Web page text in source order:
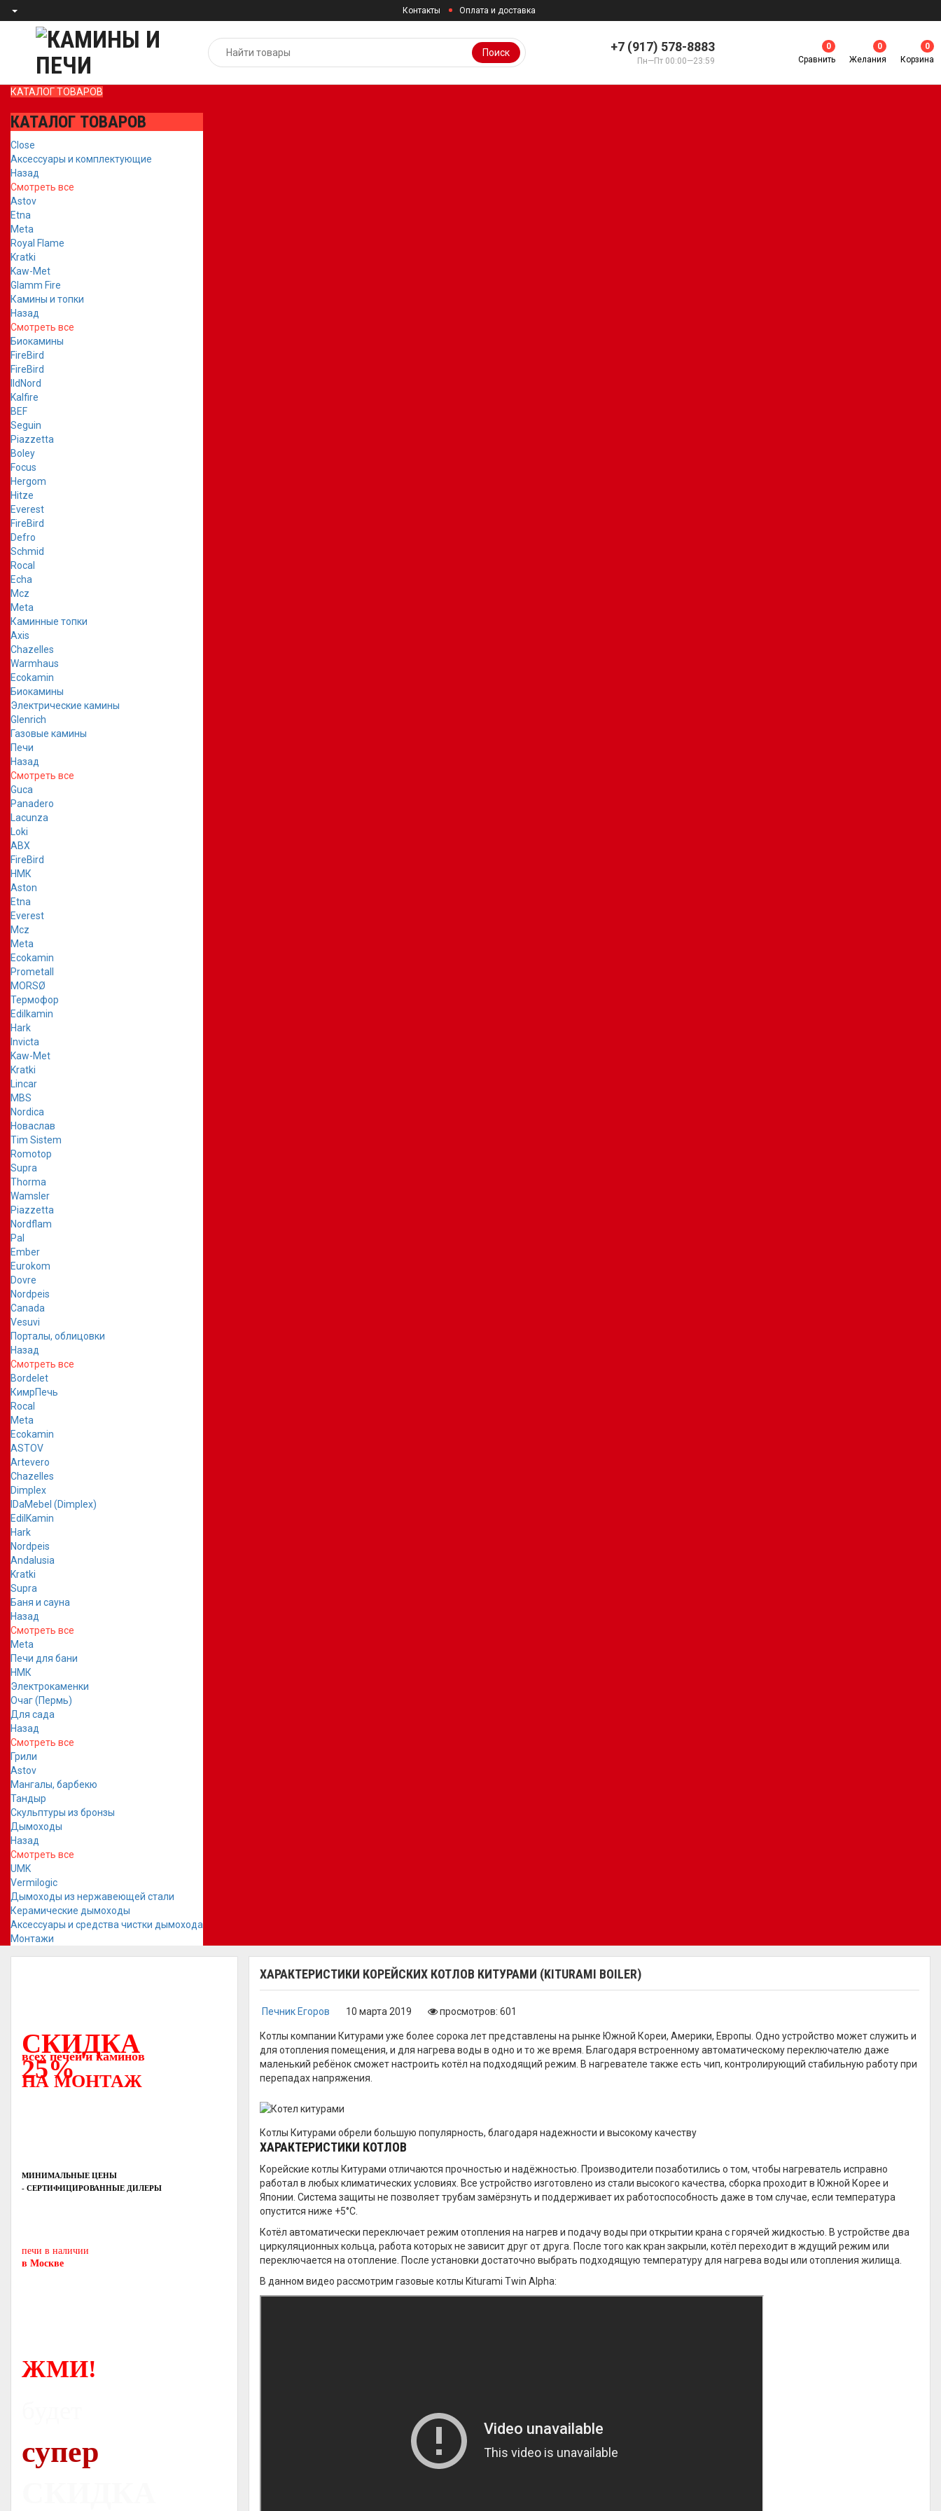
Контакты Оплата и доставка
+7 (917) 578-8883
Пн—Пт 00:00—23:59
Поиск
0
Сравнить
0
Желания
0
Корзина
КАТАЛОГ ТОВАРОВ
КАТАЛОГ ТОВАРОВ
Close
Аксессуары и комплектующие
Назад
Смотреть все
Astov
Etna
Meta
Royal Flame
Kratki
Kaw-Met
Glamm Fire
Камины и топки
Назад
Смотреть все
Биокамины
FireBird
FireBird
IldNord
Kalfire
BEF
Seguin
Piazzetta
Boley
Focus
Hergom
Hitze
Everest
FireBird
Defro
Schmid
Rocal
Echa
Mcz
Meta
Каминные топки
Axis
Chazelles
Warmhaus
Ecokamin
Биокамины
Электрические камины
Glenrich
Газовые камины
Печи
Назад
Смотреть все
Guca
Panadero
Lacunza
Loki
ABX
FireBird
НМК
Aston
Etna
Everest
Mcz
Meta
Ecokamin
Prometall
MORSØ
Термофор
Edilkamin
Hark
Invicta
Kaw-Met
Kratki
Lincar
MBS
Nordica
Новаслав
Tim Sistem
Romotop
Supra
Thorma
Wamsler
Piazzetta
Nordflam
Pal
Ember
Eurokom
Dovre
Nordpeis
Canada
Vesuvi
Порталы, облицовки
Назад
Смотреть все
Bordelet
КимрПечь
Rocal
Meta
Ecokamin
ASTOV
Artevero
Chazelles
Dimplex
IDaMebel (Dimplex)
EdilKamin
Hark
Nordpeis
Andalusia
Kratki
Supra
Баня и сауна
Назад
Смотреть все
Meta
Печи для бани
НМК
Электрокаменки
Очаг (Пермь)
Для сада
Назад
Смотреть все
Грили
Astov
Мангалы, барбекю
Тандыр
Скульптуры из бронзы
Дымоходы
Назад
Смотреть все
UMK
Vermilogic
Дымоходы из нержавеющей стали
Керамические дымоходы
Аксессуары и средства чистки дымохода
Монтажи
СКИДКА
всех печей и каминов
25%
НА МОНТАЖ
МИНИМАЛЬНЫЕ ЦЕНЫ
- СЕРТИФИЦИРОВАННЫЕ ДИЛЕРЫ
печи в наличии
в Москве
ЖМИ!
супер
ХАРАКТЕРИСТИКИ КОРЕЙСКИХ КОТЛОВ КИТУРАМИ (KITURAMI BOILER)
Печник Егоров 10 марта 2019 просмотров: 601
Котлы компании Китурами уже более сорока лет представлены на рынке Южной Кореи, Америки, Европы. Одно устройство может служить и
для отопления помещения, и для нагрева воды в одно и то же время. Благодаря встроенному автоматическому переключателю даже
маленький ребёнок сможет настроить котёл на подходящий режим. В нагревателе также есть чип, контролирующий стабильную работу при
перепадах напряжения.
Котлы Китурами обрели большую популярность, благодаря надежности и высокому качеству
ХАРАКТЕРИСТИКИ КОТЛОВ
Корейские котлы Китурами отличаются прочностью и надёжностью. Производители позаботились о том, чтобы нагреватель исправно
работал в любых климатических условиях. Все устройство изготовлено из стали высокого качества, сборка проходит в Южной Корее и
Японии. Система защиты не позволяет трубам замёрзнуть и поддерживает их работоспособность даже в том случае, если температура
опустится ниже +5°С.
Котёл автоматически переключает режим отопления на нагрев и подачу воды при открытии крана с горячей жидкостью. В устройстве два
циркуляционных кольца, работа которых не зависит друг от друга. После того как кран закрыли, котёл переходит в ждущий режим или
переключается на отопление. После установки достаточно выбрать подходящую температуру для нагрева воды или отопления жилища.
В данном видео рассмотрим газовые котлы Kiturami Twin Alpha: